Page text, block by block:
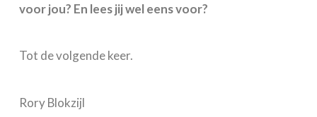
voor jou? En lees jij wel eens voor?
Tot de volgende keer.
Rory Blokzijl